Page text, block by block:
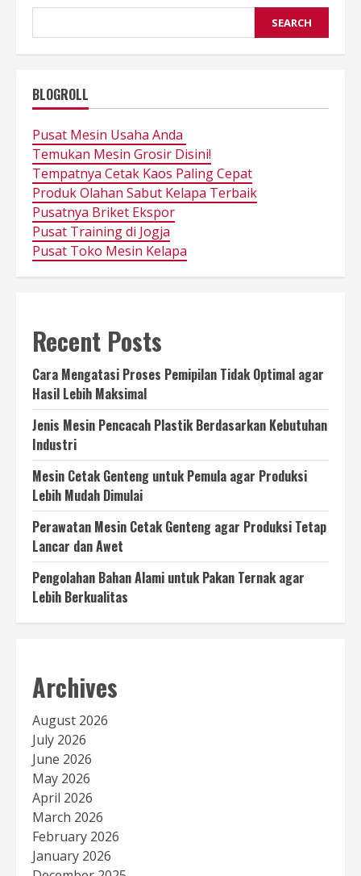
SEARCH
BLOGROLL
Pusat Mesin Usaha Anda
Temukan Mesin Grosir Disini!
Tempatnya Cetak Kaos Paling Cepat
Produk Olahan Sabut Kelapa Terbaik
Pusatnya Briket Ekspor
Pusat Training di Jogja
Pusat Toko Mesin Kelapa
Recent Posts
Cara Mengatasi Proses Pemipilan Tidak Optimal agar
Hasil Lebih Maksimal
Jenis Mesin Pencacah Plastik Berdasarkan Kebutuhan
Industri
Mesin Cetak Genteng untuk Pemula agar Produksi
Lebih Mudah Dimulai
Perawatan Mesin Cetak Genteng agar Produksi Tetap
Lancar dan Awet
Pengolahan Bahan Alami untuk Pakan Ternak agar
Lebih Berkualitas
Archives
August 2026
July 2026
June 2026
May 2026
April 2026
March 2026
February 2026
January 2026